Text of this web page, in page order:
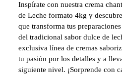
Inspírate con nuestra crema
de Leche formato 4kg y
que transforma tus
del tradicional sabor dulce de
exclusiva línea de cremas
tu pasión por los detalles y a
siguiente nivel. ¡Sorprende con